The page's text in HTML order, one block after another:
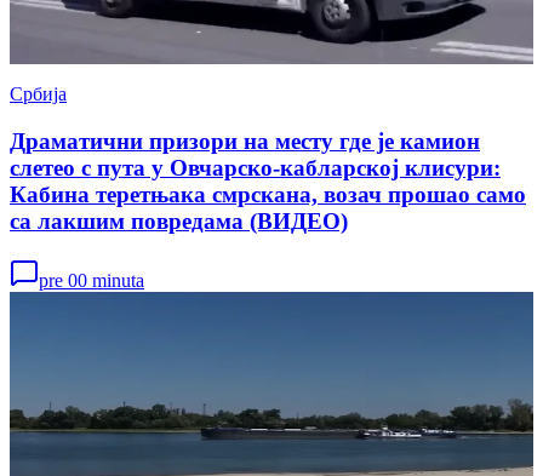
Србија
Драматични призори на месту где је камион
слетео с пута у Овчарско-кабларској клисури:
Кабина теретњака смрскана, возач прошао само
са лакшим повредама (ВИДЕО)
pre 00 minuta